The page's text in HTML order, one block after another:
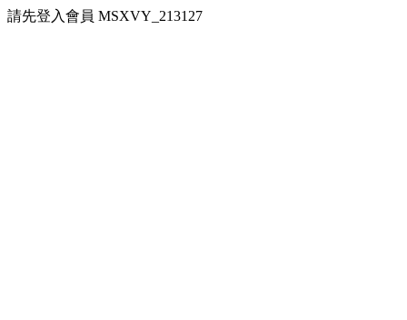
請先登入會員 MSXVY_213127